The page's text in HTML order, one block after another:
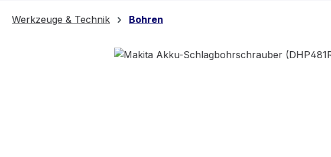
Werkzeuge & Technik Bohren
Bildergalerie überspringen